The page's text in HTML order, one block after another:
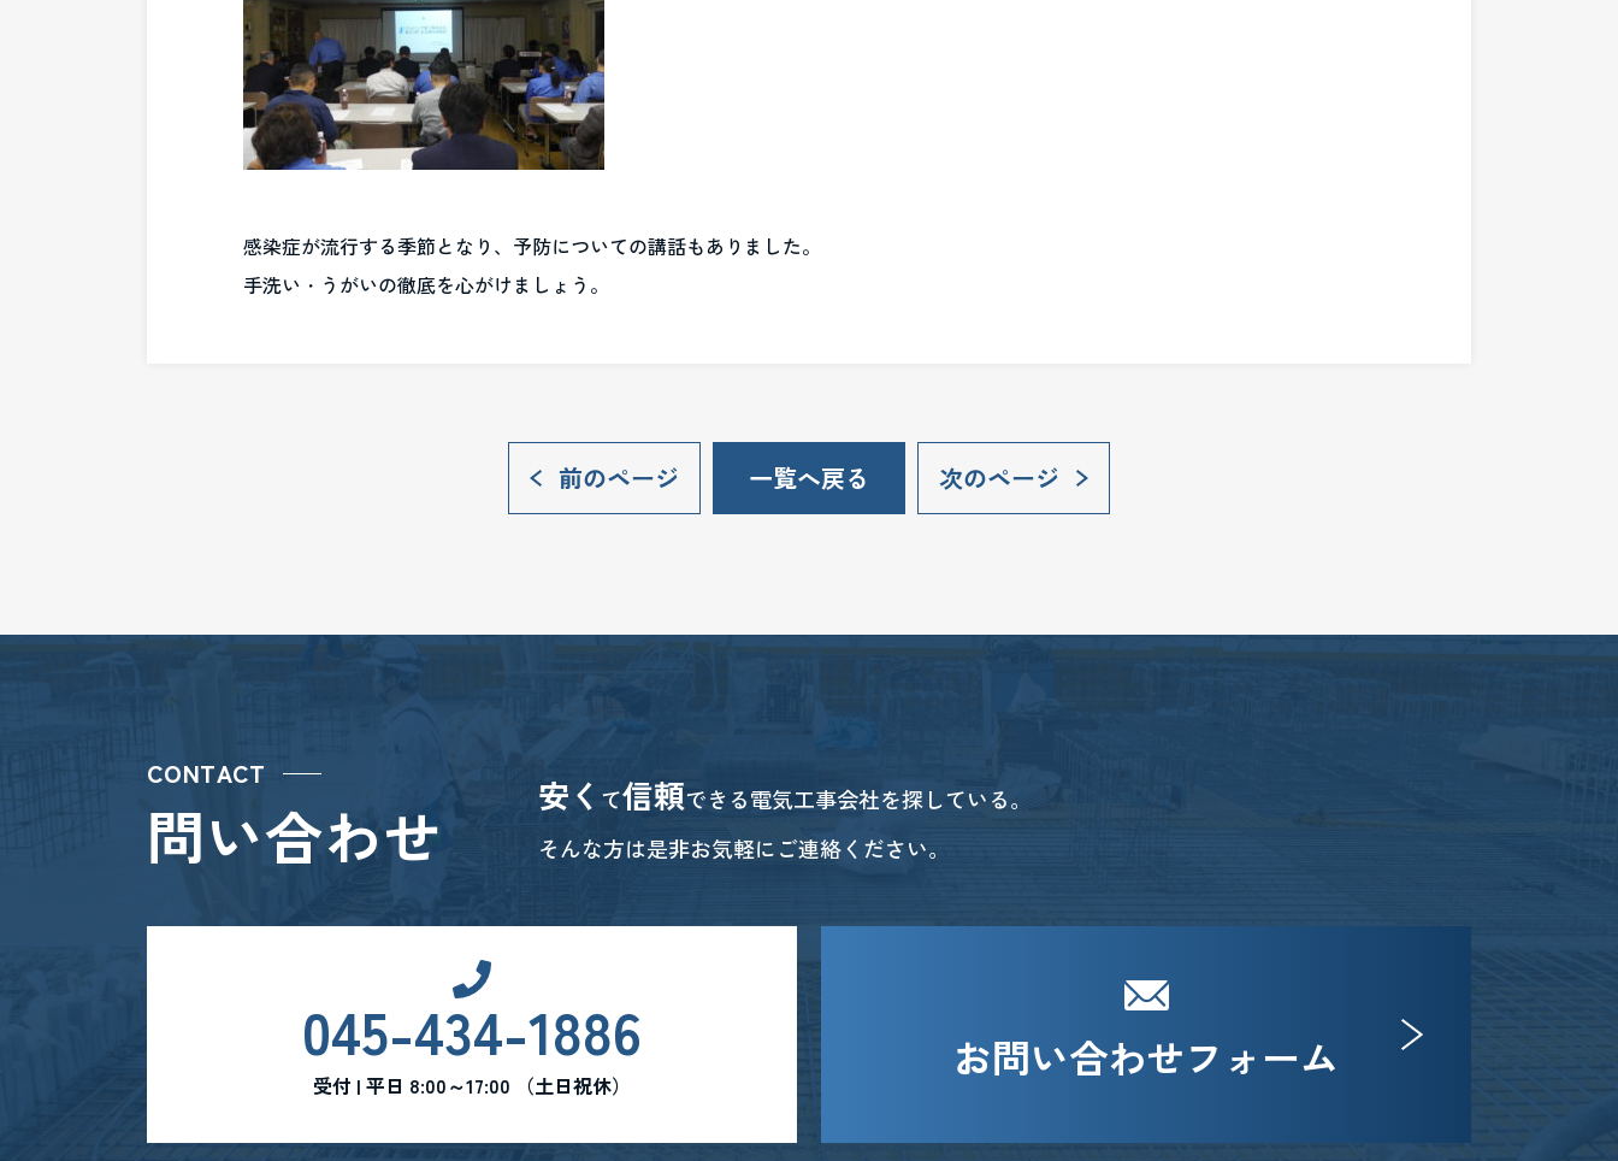
感染症が流行する季節となり、予防についての講話もありました。
手洗い・うがいの徹底を心がけましょう。
前のページ 一覧へ戻る 次のページ
CONTACT
問い合わせ 安く て信頼できる電気工事会社を探している。
そんな方は是非お気軽にご連絡ください。
045-434-1886
受付 | 平日 8:00～17:00 （土日祝休）
お問い合わせフォーム